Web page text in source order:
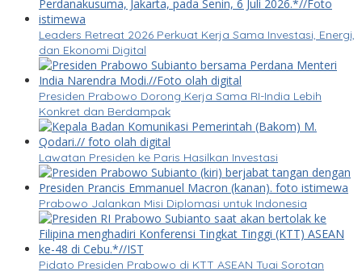
Leaders Retreat 2026 Perkuat Kerja Sama Investasi, Energi,
dan Ekonomi Digital
Presiden Prabowo Dorong Kerja Sama RI-India Lebih
Konkret dan Berdampak
Lawatan Presiden ke Paris Hasilkan Investasi
Prabowo Jalankan Misi Diplomasi untuk Indonesia
Pidato Presiden Prabowo di KTT ASEAN Tuai Sorotan